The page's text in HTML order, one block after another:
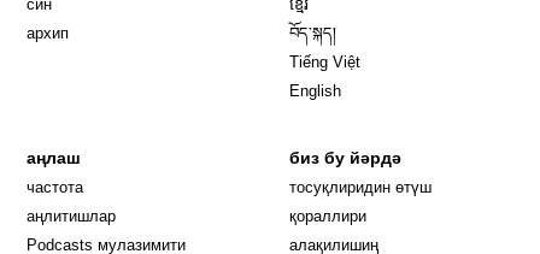
син
архип
ខ្មែរ
བོད་སྐད།
Tiếng Việt
English
аңлаш
частота
аңлитишлар
Podcasts мулазимити
биз бу йәрдә
тосуқлиридин өтүш
қораллири
алақилишиң